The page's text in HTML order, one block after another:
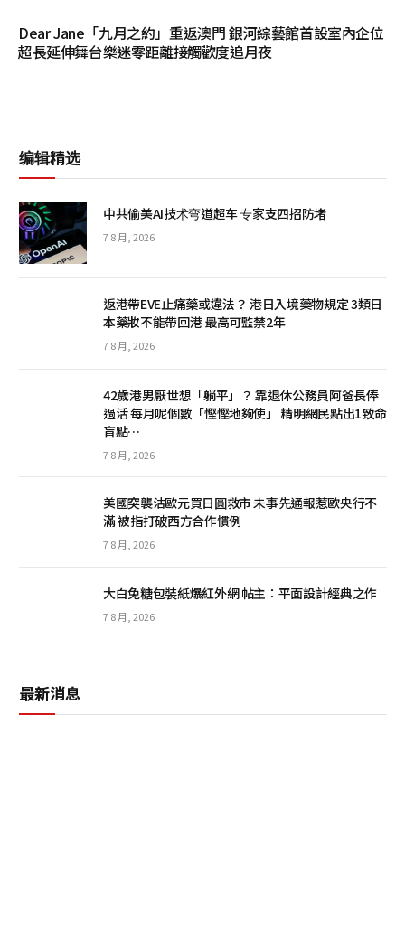
Dear Jane「九月之約」重返澳門 銀河綜藝館首設室內企位
超長延伸舞台樂迷零距離接觸歡度追月夜
编辑精选
中共偷美AI技术弯道超车 专家支四招防堵
7 8 月, 2026
返港帶EVE止痛藥或違法？ 港日入境藥物規定 3類日
本藥妝不能帶回港 最高可監禁2年
7 8 月, 2026
42歲港男厭世想「躺平」？ 靠退休公務員阿爸長俸
過活 每月呢個數「慳慳地夠使」 精明網民點出1致命
盲點…
7 8 月, 2026
美國突襲沽歐元買日圓救市 未事先通報惹歐央行不
滿 被指打破西方合作慣例
7 8 月, 2026
大白兔糖包裝紙爆紅外網 帖主：平面設計經典之作
7 8 月, 2026
最新消息